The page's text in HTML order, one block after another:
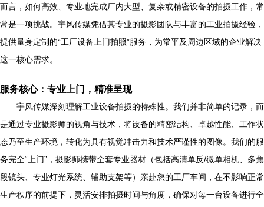
而言，如何高效、专业地完成厂内大型、复杂或精密设备的拍摄工作，常
常是一项挑战。宇风传媒凭借其专业的摄影团队与丰富的工业拍摄经验，
提供量身定制的“工厂设备上门拍照”服务，为常平及周边区域的企业解决
这一核心需求。
服务核心：专业上门，精准呈现
宇风传媒深刻理解工业设备拍摄的特殊性。我们并非简单的记录，而
是通过专业摄影师的视角与技术，将设备的精密结构、卓越性能、工作状
态乃至生产环境，转化为具有视觉冲击力和技术严谨性的图像。我们的服
务完全“上门”，摄影师携带全套专业器材（包括高清单反/微单相机、多焦
段镜头、专业灯光系统、辅助支架等）亲赴您的工厂车间，在不影响正常
生产秩序的前提下，灵活安排拍摄时间与角度，确保对每一台设备进行全